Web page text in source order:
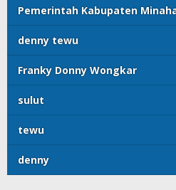
Pemerintah Kabupaten
denny tewu
Franky Donny Wongkar
sulut
tewu
denny